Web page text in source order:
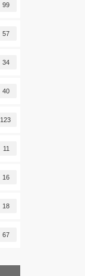
99
57
34
40
123
11
16
18
67